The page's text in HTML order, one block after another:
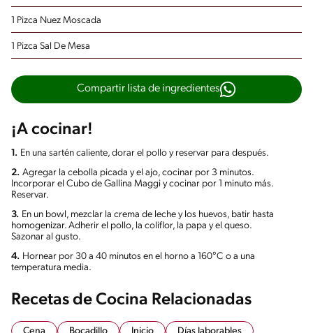
1 Pizca Nuez Moscada
1 Pizca Sal De Mesa
Compartir lista de ingredientes
¡A cocinar!
1. En una sartén caliente, dorar el pollo y reservar para después.
2. Agregar la cebolla picada y el ajo, cocinar por 3 minutos.
Incorporar el Cubo de Gallina Maggi y cocinar por 1 minuto más.
Reservar.
3. En un bowl, mezclar la crema de leche y los huevos, batir hasta
homogenizar. Adherir el pollo, la coliflor, la papa y el queso.
Sazonar al gusto.
4. Hornear por 30 a 40 minutos en el horno a 160°C o a una
temperatura media.
Recetas de Cocina Relacionadas